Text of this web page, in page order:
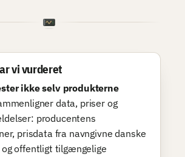
vi vurderet
ikke selv produkterne
data, priser og
producentens
prisdata fra navngivne danske
offentligt tilgængelige